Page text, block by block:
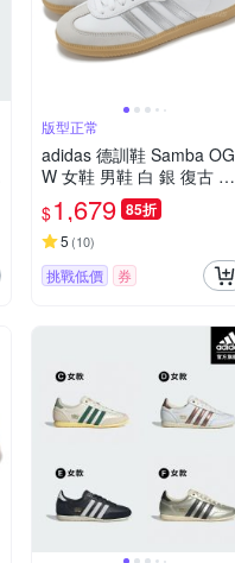
版型正常
adidas 德訓鞋 Samba OG
W 女鞋 男鞋 白 銀 復古 膠
底 休閒鞋 愛迪達 JI2725
$1,679 85折
5 (10)
挑戰低價 券